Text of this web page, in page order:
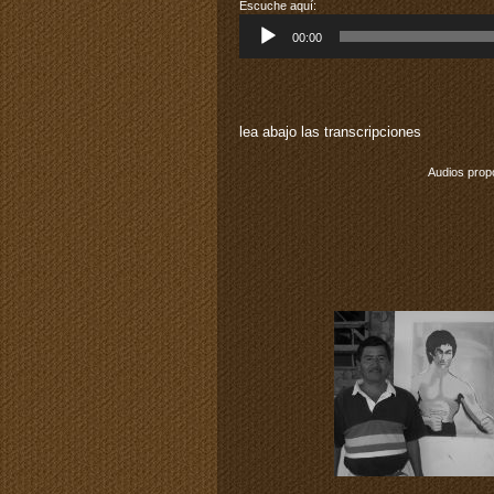
Escuche aquí:
Reproductor
audio
00:00
lea abajo las transcripciones
Audios